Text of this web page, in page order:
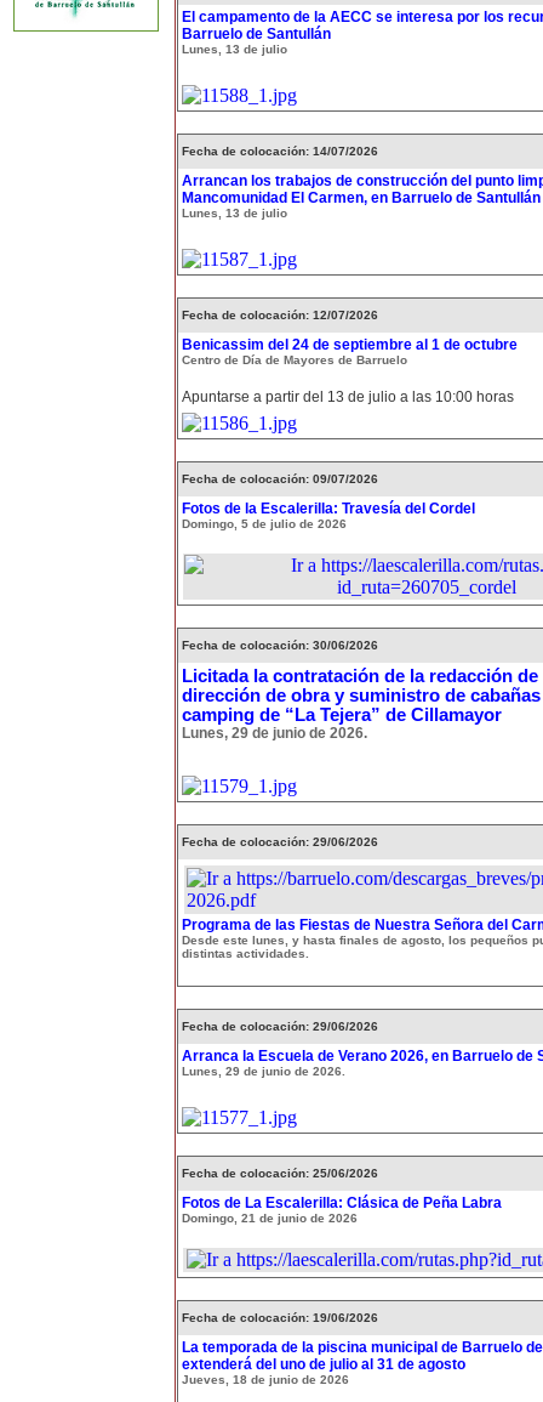
El campamento de la AECC se interesa por los
Barruelo de Santullán
Lunes, 13 de julio
Fecha de colocación: 14/07/2026
Arrancan los trabajos de construcción del punto
Mancomunidad El Carmen, en Barruelo de Santullán
Lunes, 13 de julio
Fecha de colocación: 12/07/2026
Benicassim del 24 de septiembre al 1 de octubre
Centro de Día de Mayores de Barruelo
Apuntarse a partir del 13 de julio a las 10:00 horas
Fecha de colocación: 09/07/2026
Fotos de la Escalerilla: Travesía del Cordel
Domingo, 5 de julio de 2026
Fecha de colocación: 30/06/2026
Licitada la contratación de la redacción
dirección de obra y suministro de
camping de “La Tejera” de Cillamayor
Lunes, 29 de junio de 2026.
Fecha de colocación: 29/06/2026
Programa de las Fiestas de Nuestra Señora del
Desde este lunes, y hasta finales de agosto, los pequeños
distintas actividades.
Fecha de colocación: 29/06/2026
Arranca la Escuela de Verano 2026, en Barruelo de
Lunes, 29 de junio de 2026.
Fecha de colocación: 25/06/2026
Fotos de La Escalerilla: Clásica de Peña Labra
Domingo, 21 de junio de 2026
Fecha de colocación: 19/06/2026
La temporada de la piscina municipal de Barruelo
extenderá del uno de julio al 31 de agosto
Jueves, 18 de junio de 2026